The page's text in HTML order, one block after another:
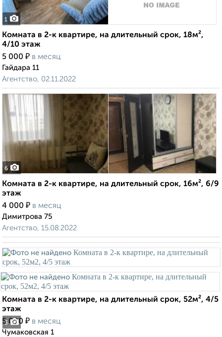
1
Комната в 2-к квартире, на длительный срок, 18м²,
4/10 этаж
5 000 ₽ в месяц
Гайдара 11
Агентство, 02.11.2022
6
Комната в 2-к квартире, на длительный срок, 16м², 6/9
этаж
4 000 ₽ в месяц
Димитрова 75
Агентство, 15.08.2022
3
Комната в 2-к квартире, на длительный срок, 52м², 4/5
этаж
5 000 ₽ в месяц
Чумаковская 1